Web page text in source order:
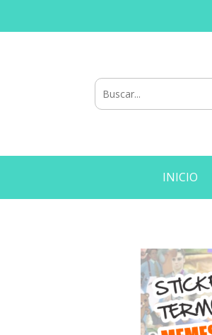
INICIO